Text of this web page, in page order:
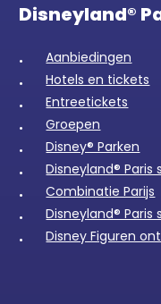
Disneyland®
Aanbiedingen
Hotels en tickets
Entreetickets
Groepen
Disney® Parken
Disneyland® Paris
Combinatie Parijs
Disneyland® Paris
Disney Figuren